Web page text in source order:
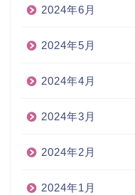
2024年6月
2024年5月
2024年4月
2024年3月
2024年2月
2024年1月